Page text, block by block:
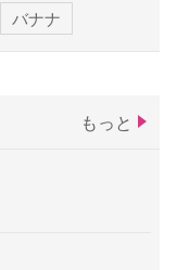
バナナ
もっと